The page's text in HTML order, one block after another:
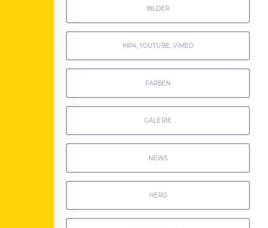
BILDER
MP4, YOUTUBE, VIMEO
FARBEN
GALERIE
NEWS
HERO